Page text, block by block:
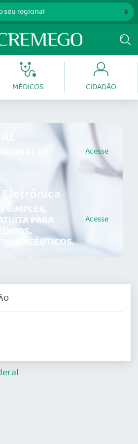
MÉDICOS CIDADÃO
DE Acesse
SIMPLES,
PARA Acesse